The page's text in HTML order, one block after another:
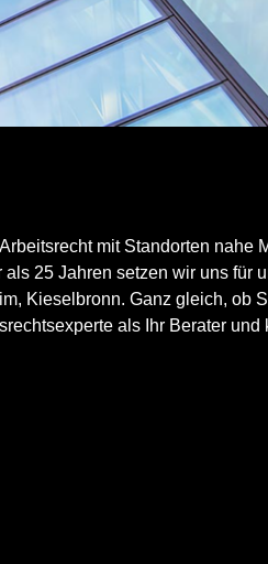
mit Standorten nahe
25 Jahren setzen wir uns für
, Kieselbronn. Ganz gleich, ob
als Ihr Berater und